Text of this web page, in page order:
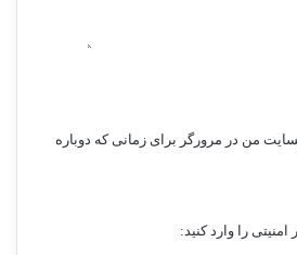
من در مرورگر برای زمانی که دوباره
امنیتی را وارد کنید: